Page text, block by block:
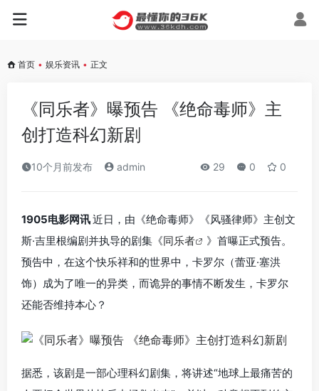
首页 • 娱乐资讯 • 正文
《同乐者》曝预告 《绝命毒师》主
创打造科幻新剧
10个月前发布 admin 29 0 0
1905电影网讯近日，由《绝命毒师》《风骚律师》主创文
斯·吉里根编剧并执导的剧集《同乐者
》首曝正式预告。
预告中，在这个快乐祥和的世界中，卡罗尔（蕾亚·塞洪
饰）成为了唯一的异类，而诡异的事情不断发生，卡罗尔
还能否维持本心？
据悉，该剧是一部心理科幻剧集，将讲述“地球上最痛苦的